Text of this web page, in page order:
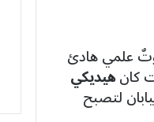
علمي هادئ
كانهيديكي
لتصبح